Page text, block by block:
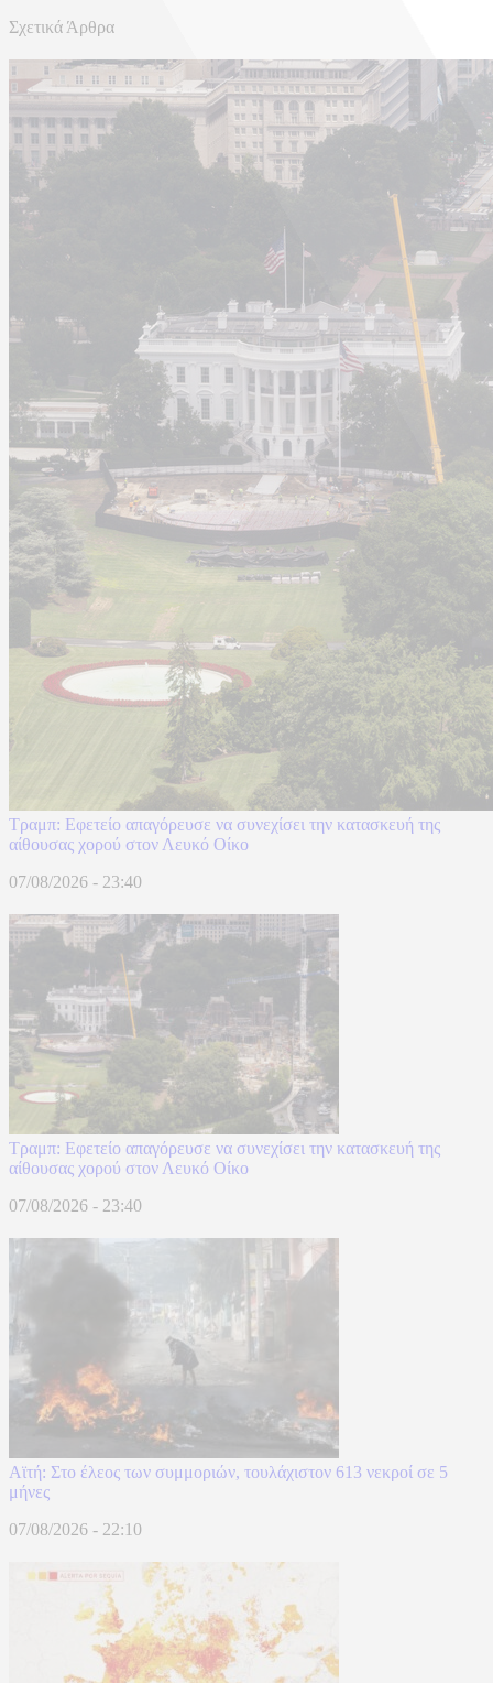
Σχετικά Άρθρα
Τραμπ: Εφετείο απαγόρευσε να συνεχίσει την κατασκευή της
αίθουσας χορού στον Λευκό Οίκο
07/08/2026 - 23:40
Τραμπ: Εφετείο απαγόρευσε να συνεχίσει την κατασκευή της
αίθουσας χορού στον Λευκό Οίκο
07/08/2026 - 23:40
Αϊτή: Στο έλεος των συμμοριών, τουλάχιστον 613 νεκροί σε 5
μήνες
07/08/2026 - 22:10